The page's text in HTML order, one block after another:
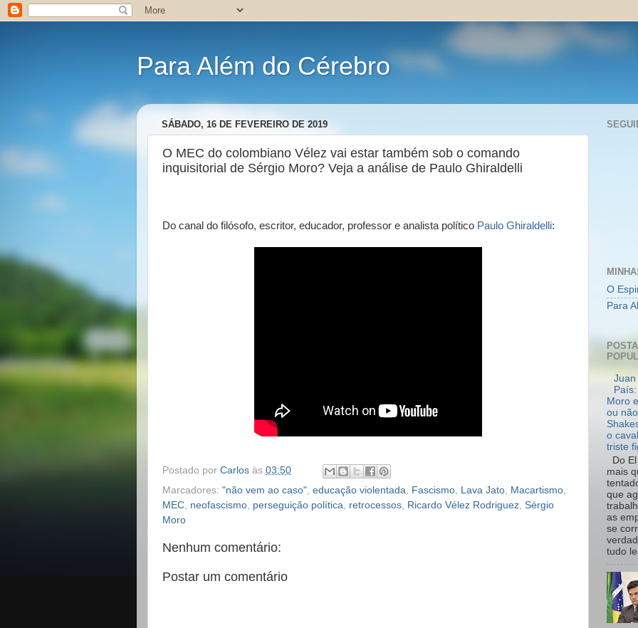
Para Além do Cérebro
SÁBADO, 16 DE FEVEREIRO DE 2019
O MEC do colombiano Vélez vai estar também sob o comando
inquisitorial de Sérgio Moro? Veja a análise de Paulo Ghiraldelli
Do canal do filósofo, escritor, educador, professor e analista político Paulo Ghiraldelli:
Postado por Carlos às 03:50
Marcadores: "não vem ao caso" educação violentada Fascismo Lava Jato Macartismo
MEC neofascismo perseguição política retrocessos Ricardo Vélez Rodriguez Sérgio
Moro
Nenhum comentário:
Postar um comentário
O
Para
Juan
Moro
ou
o
triste
Do
mais
que
as
se
tudo